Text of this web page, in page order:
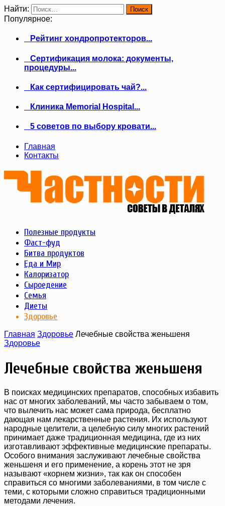
Найти:
Популярное:
Рейтинг хондропротекторов...
Сертификация молока: документы,
процедуры...
Как сертифицировать чай?...
Клиника Memorial Hospital...
5 советов по выбору кровати...
Главная
Контакты
Полезные продукты
Фаст-фуд
Битва продуктов
Еда и Мир
Калоризатор
Сыроедение
Семья
Диеты
Здоровье
Главная Здоровье Лечебные свойства женьшеня
Здоровье
Лечебные свойства женьшеня
В поисках медицинских препаратов, способных избавить
нас от многих заболеваний, мы часто забываем о том,
что вылечить нас может сама природа, бесплатно
дающая нам лекарственные растения. Их используют
народные целители, а целебную силу многих растений
принимает даже традиционная медицина, где из них
изготавливают эффективные медицинские препараты.
Особого внимания заслуживают лечебные свойства
женьшеня и его применение, а корень этот не зря
называют «корнем жизни», так как он способен
справиться со многими заболеваниями, в том числе с
теми, с которыми сложно справиться традиционными
методами лечения.